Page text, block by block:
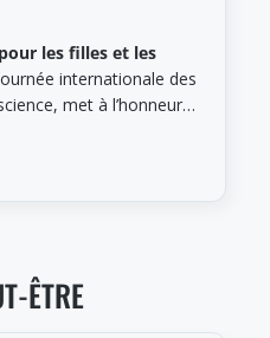
les filles et les
internationale des
met à l’honneur…
ÊTRE